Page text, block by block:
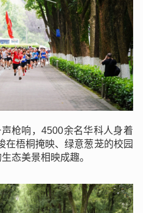
枪响，4500余名华科人身着
在梧桐掩映、绿意葱茏的校园
态美景相映成趣。